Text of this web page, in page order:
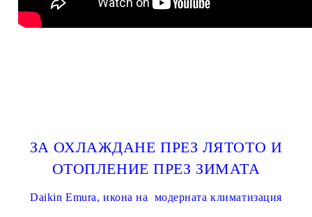
ЗА ОХЛАЖДАНЕ ПРЕЗ ЛЯТОТО И
ОТОПЛЕНИЕ ПРЕЗ ЗИМАТА
Daikin Emura, икона на модерната климатизация